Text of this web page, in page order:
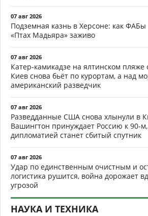
07 авг 2026
Подземная казнь в Херсоне: как
«Птах Мадьяра» заживо
07 авг 2026
Катер-камикадзе на ялтинском пляже
Киев снова бьёт по курортам, а над
американский разведчик
07 авг 2026
Разведданные США снова хлынули в
Вашингтон принуждает Россию к 90-
дипломатией станет сбитый спутник
07 авг 2026
Удар по единственным очистным и
логистика рушится, война дорожает
угрозой
НАУКА И ТЕХНИКА